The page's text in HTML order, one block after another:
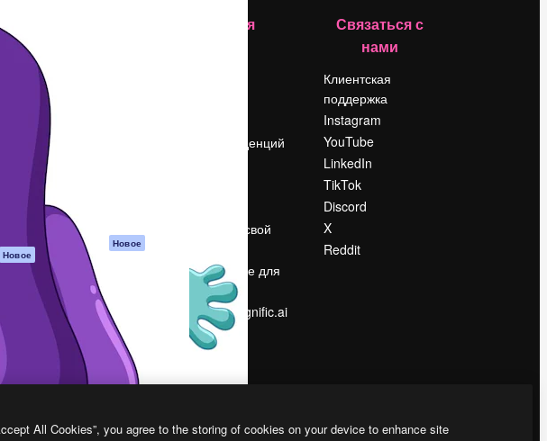
Новое
Документация по
Пакету ИИ
Служба
поддержки
Условия и
положения
Политика
конфиденциальности
Оригиналы
Новое
Политика файлов
cookie
Центр доверия
Партнеры
Предприятие
Компания
Поиск тенденций
Продайте свой
Помещение для
прессы
Ищете magnific.ai
Связаться с
нами
Клиентская
поддержка
Instagram
YouTube
LinkedIn
TikTok
Discord
X
Reddit
All Cookies”, you agree to the storing of cookies on your device to enhance site